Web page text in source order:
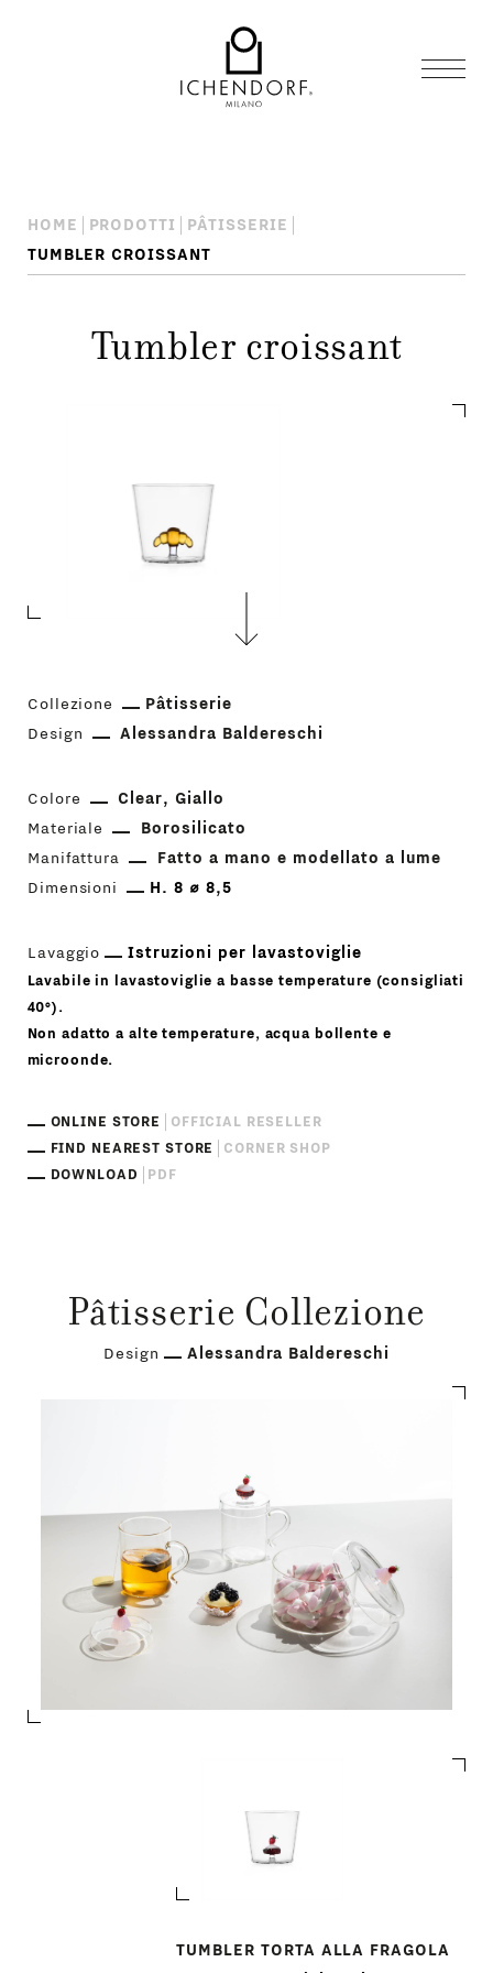
HOME PRODOTTI
PÂTISSERIE
TUMBLER CROISSANT
Tumbler croissant
Collezione
Pâtisserie
Design
Alessandra Baldereschi
Colore Clear
Giallo
Materiale
Borosilicato
Manifattura
Fatto a mano e modellato a lume
Dimensioni
H. 8 ⌀ 8,5
Lavaggio Istruzioni per lavastoviglie
Lavabile in lavastoviglie a basse temperature (consigliati
40°).
Non adatto a alte temperature, acqua bollente e
microonde.
ONLINE STORE
OFFICIAL RESELLER
FIND NEAREST STORE
CORNER SHOP
DOWNLOAD
PDF
Pâtisserie Collezione
Design Alessandra Baldereschi
TUMBLER TORTA ALLA FRAGOLA